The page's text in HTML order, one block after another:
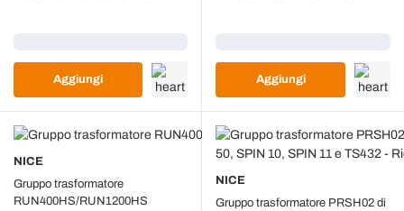
Aggiungi Aggiungi
NICE
Gruppo trasformatore
RUN400HS/RUN1200HS
NICE
Gruppo trasformatore PRSH02 di